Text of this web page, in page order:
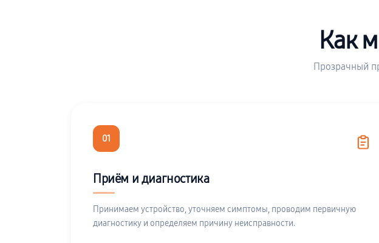
Как
Прозрачный
01
Приём и диагностика
Принимаем устройство, уточняем симптомы, проводим первичную
диагностику и определяем причину неисправности.